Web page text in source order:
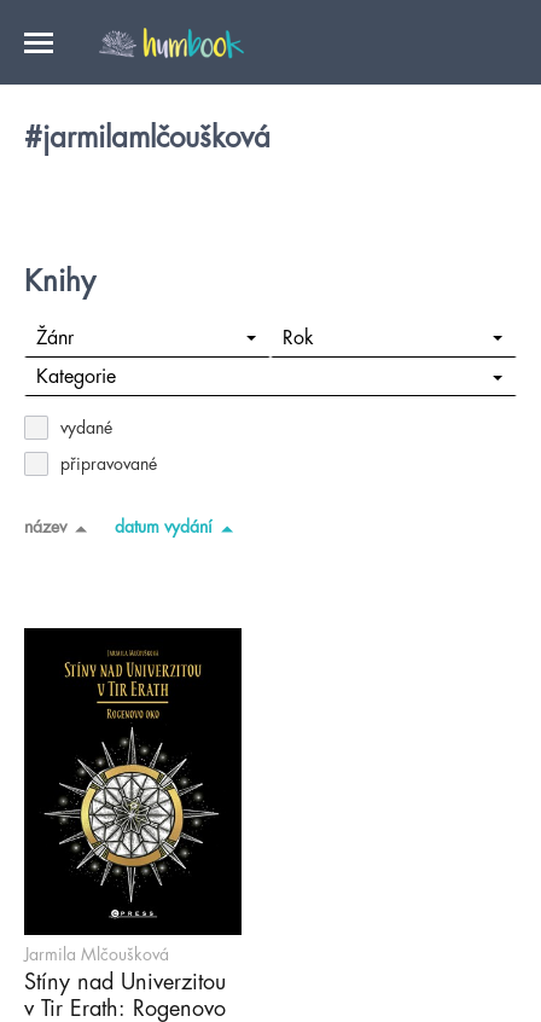
#jarmilamlčoušková
Knihy
Žánr Rok
Kategorie
vydané
připravované
název datum vydání
Jarmila Mlčoušková
Stíny nad Univerzitou
v Tir Erath: Rogenovo